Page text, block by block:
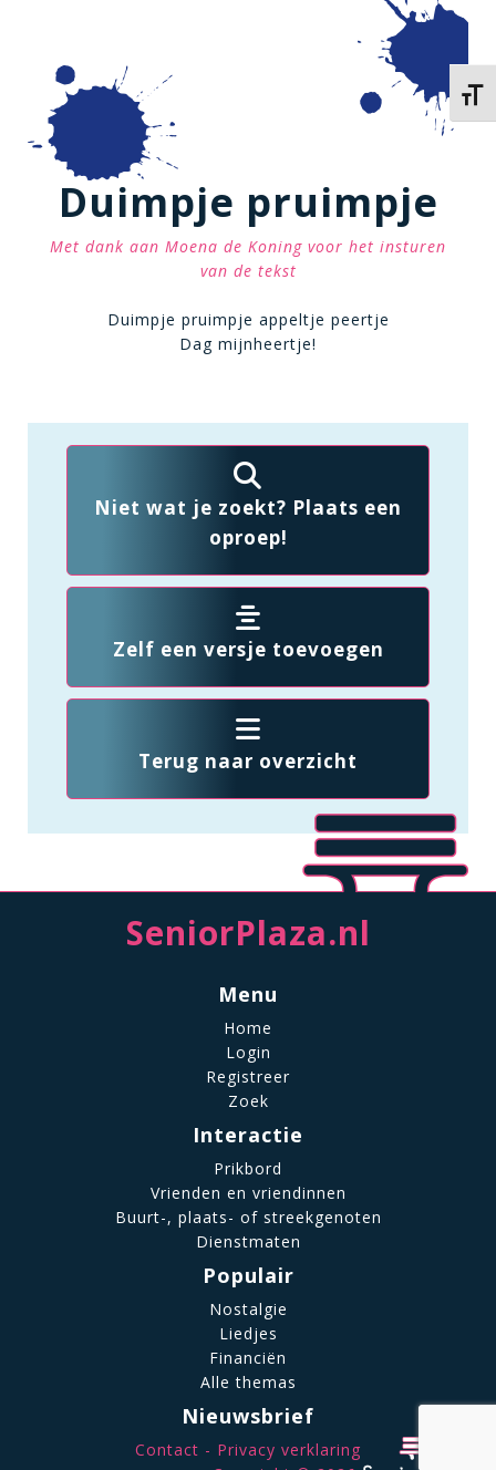
Duimpje pruimpje
Met dank aan Moena de Koning voor het insturen
van de tekst
Duimpje pruimpje appeltje peertje
Dag mijnheertje!
Niet wat je zoekt? Plaats een
oproep!
Zelf een versje toevoegen
Terug naar overzicht
SeniorPlaza.nl
Menu
Home
Login
Registreer
Zoek
Interactie
Prikbord
Vrienden en vriendinnen
Buurt-, plaats- of streekgenoten
Dienstmaten
Populair
Nostalgie
Liedjes
Financiën
Alle themas
Nieuwsbrief
Contact
Privacy verklaring